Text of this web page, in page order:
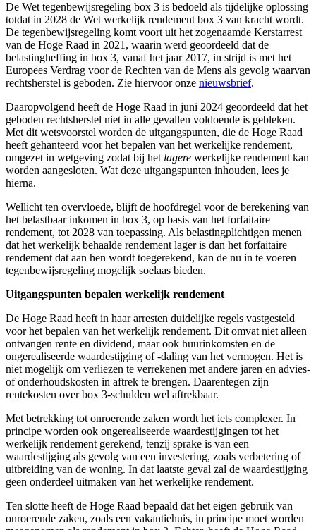
De Wet tegenbewijsregeling box 3 is bedoeld als tijdelijke oplossing
totdat in 2028 de Wet werkelijk rendement box 3 van kracht wordt.
De tegenbewijsregeling komt voort uit het zogenaamde Kerstarrest
van de Hoge Raad in 2021, waarin werd geoordeeld dat de
belastingheffing in box 3, vanaf het jaar 2017, in strijd is met het
Europees Verdrag voor de Rechten van de Mens als gevolg waarvan
rechtsherstel is geboden. Zie hiervoor onze nieuwsbrief.
Daaropvolgend heeft de Hoge Raad in juni 2024 geoordeeld dat het
geboden rechtsherstel niet in alle gevallen voldoende is gebleken.
Met dit wetsvoorstel worden de uitgangspunten, die de Hoge Raad
heeft gehanteerd voor het bepalen van het werkelijke rendement,
omgezet in wetgeving zodat bij het lagere werkelijke rendement kan
worden aangesloten. Wat deze uitgangspunten inhouden, lees je
hierna.
Wellicht ten overvloede, blijft de hoofdregel voor de berekening van
het belastbaar inkomen in box 3, op basis van het forfaitaire
rendement, tot 2028 van toepassing. Als belastingplichtigen menen
dat het werkelijk behaalde rendement lager is dan het forfaitaire
rendement dat aan hen wordt toegerekend, kan de nu in te voeren
tegenbewijsregeling mogelijk soelaas bieden.
Uitgangspunten bepalen werkelijk rendement
De Hoge Raad heeft in haar arresten duidelijke regels vastgesteld
voor het bepalen van het werkelijk rendement. Dit omvat niet alleen
ontvangen rente en dividend, maar ook huurinkomsten en de
ongerealiseerde waardestijging of -daling van het vermogen. Het is
niet mogelijk om verliezen te verrekenen met andere jaren en advies-
of onderhoudskosten in aftrek te brengen. Daarentegen zijn
rentekosten over box 3-schulden wel aftrekbaar.
Met betrekking tot onroerende zaken wordt het iets complexer. In
principe worden ook ongerealiseerde waardestijgingen tot het
werkelijk rendement gerekend, tenzij sprake is van een
waardestijging als gevolg van een investering, zoals verbetering of
uitbreiding van de woning. In dat laatste geval zal de waardestijging
geen onderdeel uitmaken van het werkelijke rendement.
Ten slotte heeft de Hoge Raad bepaald dat het eigen gebruik van
onroerende zaken, zoals een vakantiehuis, in principe moet worden